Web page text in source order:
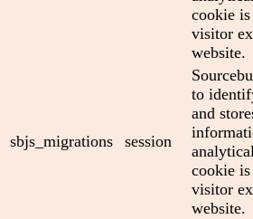
cookie is
visitor
website.
sbjs_migrations session
to
and
cookie is
visitor
website.